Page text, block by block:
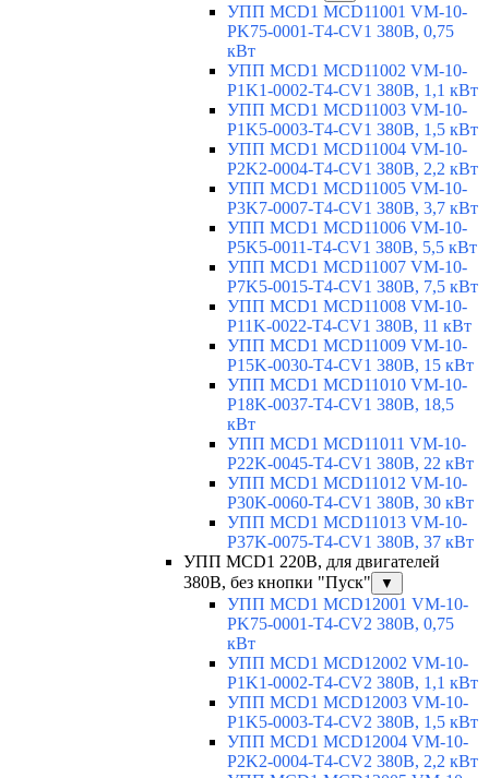
УПП MCD1 MCD11001 VM-10-
PK75-0001-T4-CV1 380В, 0,75
кВт
УПП MCD1 MCD11002 VM-10-
P1K1-0002-T4-CV1 380В, 1,1 кВт
УПП MCD1 MCD11003 VM-10-
P1K5-0003-T4-CV1 380В, 1,5 кВт
УПП MCD1 MCD11004 VM-10-
P2K2-0004-T4-CV1 380В, 2,2 кВт
УПП MCD1 MCD11005 VM-10-
P3K7-0007-T4-CV1 380В, 3,7 кВт
УПП MCD1 MCD11006 VM-10-
P5K5-0011-T4-CV1 380В, 5,5 кВт
УПП MCD1 MCD11007 VM-10-
P7K5-0015-T4-CV1 380В, 7,5 кВт
УПП MCD1 MCD11008 VM-10-
P11K-0022-T4-CV1 380В, 11 кВт
УПП MCD1 MCD11009 VM-10-
P15K-0030-T4-CV1 380В, 15 кВт
УПП MCD1 MCD11010 VM-10-
P18K-0037-T4-CV1 380В, 18,5
кВт
УПП MCD1 MCD11011 VM-10-
P22K-0045-T4-CV1 380В, 22 кВт
УПП MCD1 MCD11012 VM-10-
P30K-0060-T4-CV1 380В, 30 кВт
УПП MCD1 MCD11013 VM-10-
P37K-0075-T4-CV1 380В, 37 кВт
УПП MCD1 220В, для двигателей
380В, без кнопки "Пуск"
▼
УПП MCD1 MCD12001 VM-10-
PK75-0001-T4-CV2 380В, 0,75
кВт
УПП MCD1 MCD12002 VM-10-
P1K1-0002-T4-CV2 380В, 1,1 кВт
УПП MCD1 MCD12003 VM-10-
P1K5-0003-T4-CV2 380В, 1,5 кВт
УПП MCD1 MCD12004 VM-10-
P2K2-0004-T4-CV2 380В, 2,2 кВт